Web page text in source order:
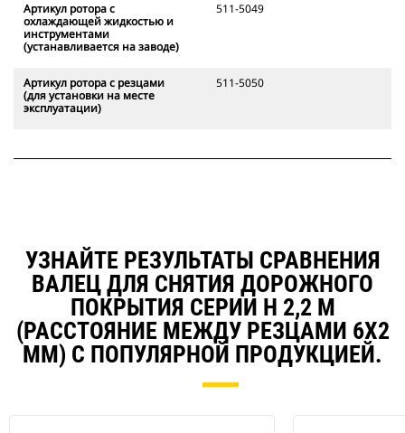
Артикул ротора с
охлаждающей жидкостью и
инструментами
(устанавливается на заводе)
511-5049
Артикул ротора с резцами
(для установки на месте
эксплуатации)
511-5050
УЗНАЙТЕ РЕЗУЛЬТАТЫ СРАВНЕНИЯ
ВАЛЕЦ ДЛЯ СНЯТИЯ ДОРОЖНОГО
ПОКРЫТИЯ СЕРИИ H 2,2 М
(РАССТОЯНИЕ МЕЖДУ РЕЗЦАМИ 6Х2
ММ) С ПОПУЛЯРНОЙ ПРОДУКЦИЕЙ.